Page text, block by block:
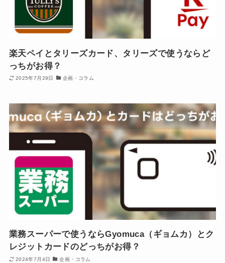
楽天ペイとタリーズカード、タリーズで使うならど
っちがお得？
2025年7月29日 企画・コラム
業務スーパーで使うならGyomuca（ギョムカ）とク
レジットカードのどっちがお得？
2024年7月4日 企画・コラム